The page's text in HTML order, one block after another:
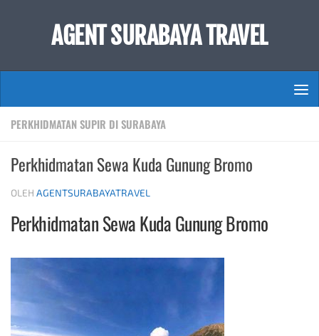
Skip to content
AGENT SURABAYA TRAVEL
PERKHIDMATAN SUPIR DI SURABAYA
Perkhidmatan Sewa Kuda Gunung Bromo
OLEH AGENTSURABAYATRAVEL
Perkhidmatan Sewa Kuda Gunung Bromo